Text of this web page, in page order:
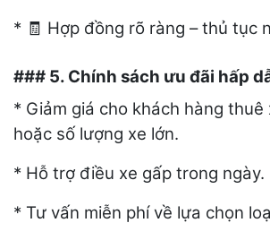
* 🧾 Hợp đồng rõ ràng – thủ tục
### 5. Chính sách ưu đãi hấp
* Giảm giá cho khách hàng thuê
hoặc số lượng xe lớn.
* Hỗ trợ điều xe gấp trong ngày.
* Tư vấn miễn phí về lựa chọn